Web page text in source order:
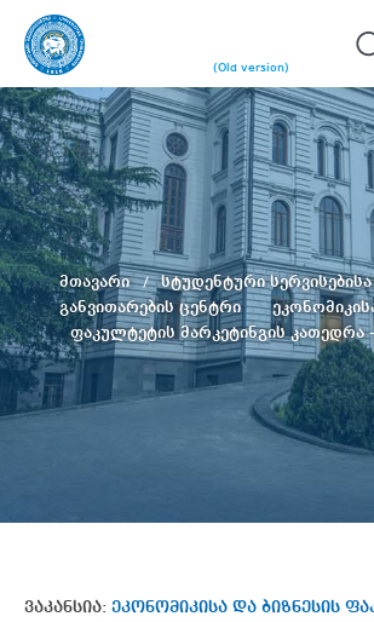
(Old version)
მთავარი
სტუდენტური
განვითარების ცენტრი
ფაკულტეტის მარკეტინგის კათედრა
ვაკანსია: ეკონომიკისა და ბიზნესის